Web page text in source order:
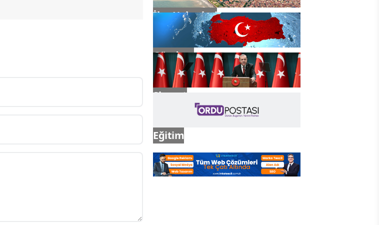
İlçe Haberleri
Gündem
Siyaset
Eğitim